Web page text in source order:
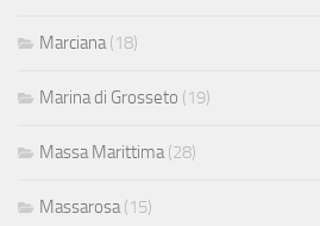
Marciana (18)
Marina di Grosseto (19)
Massa Marittima (28)
Massarosa (15)